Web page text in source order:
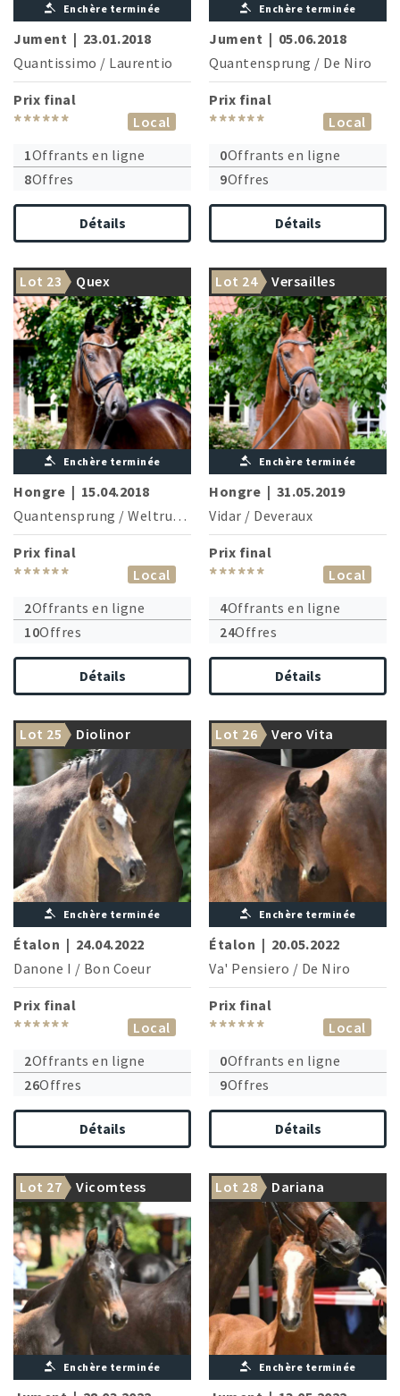
Enchère terminée
Jument | 23.01.2018
Quantissimo / Laurentio
Prix final
******
Local
1Offrants en ligne
8Offres
Détails
Enchère terminée
Jument | 05.06.2018
Quantensprung / De Niro
Prix final
******
Local
0Offrants en ligne
9Offres
Détails
Lot 23 Quex
Enchère terminée
Hongre | 15.04.2018
Quantensprung / Weltruhm
Prix final
******
Local
2Offrants en ligne
10Offres
Détails
Lot 24 Versailles
Enchère terminée
Hongre | 31.05.2019
Vidar / Deveraux
Prix final
******
Local
4Offrants en ligne
24Offres
Détails
Lot 25 Diolinor
Enchère terminée
Étalon | 24.04.2022
Danone I / Bon Coeur
Prix final
******
Local
2Offrants en ligne
26Offres
Détails
Lot 26 Vero Vita
Enchère terminée
Étalon | 20.05.2022
Va' Pensiero / De Niro
Prix final
******
Local
0Offrants en ligne
9Offres
Détails
Lot 27 Vicomtess
Enchère terminée
Lot 28 Dariana
Enchère terminée